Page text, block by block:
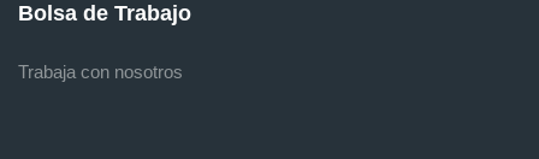
Bolsa de Trabajo
Trabaja con nosotros